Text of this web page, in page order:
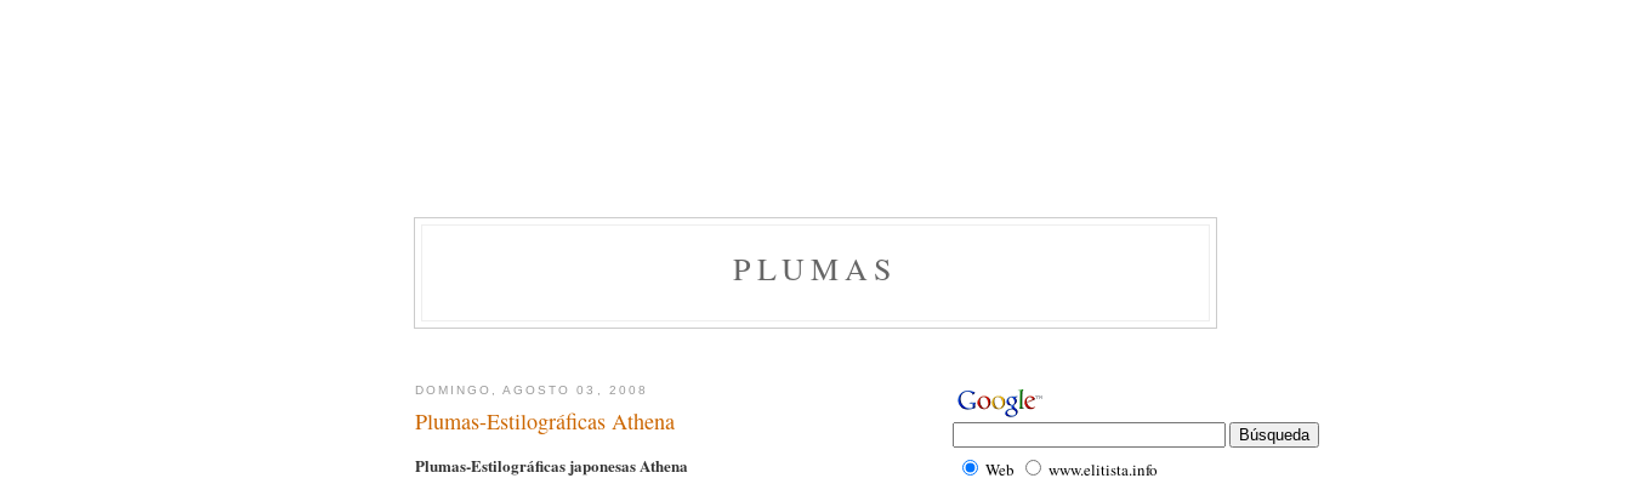
PLUMAS
DOMINGO, AGOSTO 03, 2008
Plumas-Estilográficas Athena
Plumas-Estilográficas japonesas Athena Web www.elitista.info